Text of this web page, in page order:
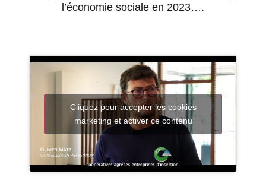
l’économie sociale en 2023….
Cliquez pour accepter les cookies
marketing et activer ce contenu